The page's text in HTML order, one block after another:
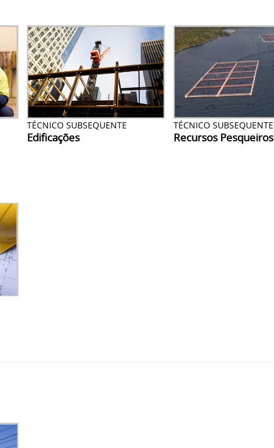
TÉCNICO SUBSEQUENTE
Edificações
TÉCNICO SUBSEQUENTE
Recursos Pesqueiros